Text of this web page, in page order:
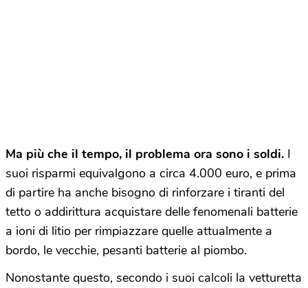
Ma più che il tempo, il problema ora sono i soldi. I
suoi risparmi equivalgono a circa 4.000 euro, e prima
di partire ha anche bisogno di rinforzare i tiranti del
tetto o addirittura acquistare delle fenomenali batterie
a ioni di litio per rimpiazzare quelle attualmente a
bordo, le vecchie, pesanti batterie al piombo.
Nonostante questo, secondo i suoi calcoli la vetturetta